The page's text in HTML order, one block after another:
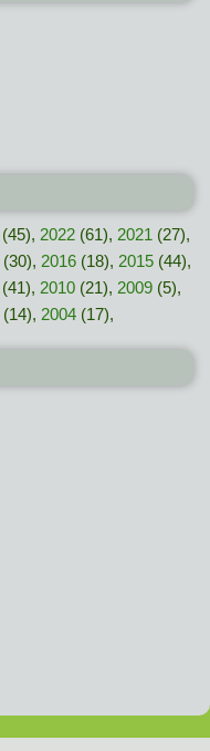
(45), 2022 (61), 2021 (27),
(30), 2016 (18), 2015 (44),
(41), 2010 (21), 2009 (5),
(14), 2004 (17),